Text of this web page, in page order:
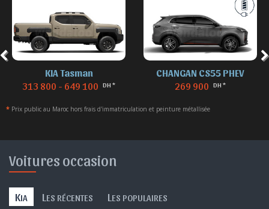
CHANGAN CS55 PHEV
269 900 DH *
DENZA B8
869 900 DH *
* Prix public au Maroc hors frais d'immatriculation et peinture métallisée
Voitures occasion
KIA L ES RÉCENTES L ES POPULAIRES